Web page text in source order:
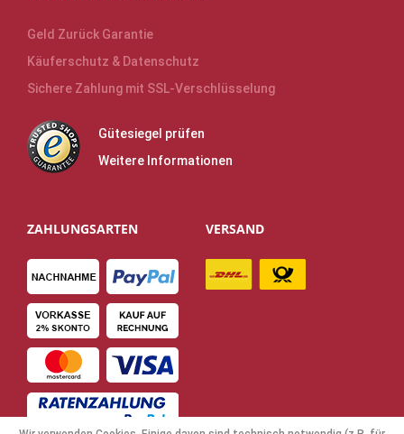
Geld Zurück Garantie
Käuferschutz & Datenschutz
Sichere Zahlung mit SSL-Verschlüsselung
Gütesiegel prüfen
Weitere Informationen
ZAHLUNGSARTEN VERSAND